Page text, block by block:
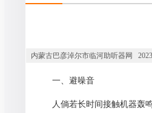
内蒙古巴彦淖尔市临河助听器网
一、避噪音
人倘若长时间接触机器轰